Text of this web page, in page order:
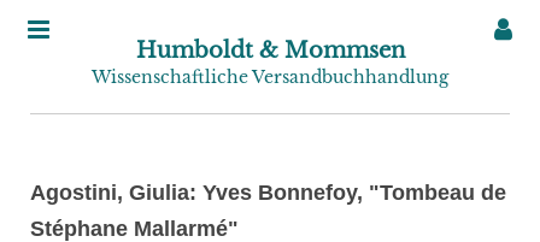
Humboldt & Mommsen
Wissenschaftliche Versandbuchhandlung
Agostini, Giulia: Yves Bonnefoy, "Tombeau de
Stéphane Mallarmé"